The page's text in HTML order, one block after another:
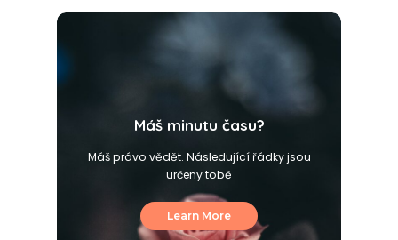
Máš minutu času?
Máš právo vědět. Následující řádky jsou
určeny tobě
Learn More